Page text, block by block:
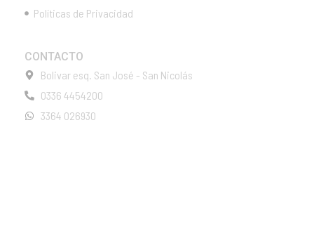
Políticas de Privacidad
CONTACTO
Bolivar esq. San José - San Nicolás
0336 4454200
3364 026930